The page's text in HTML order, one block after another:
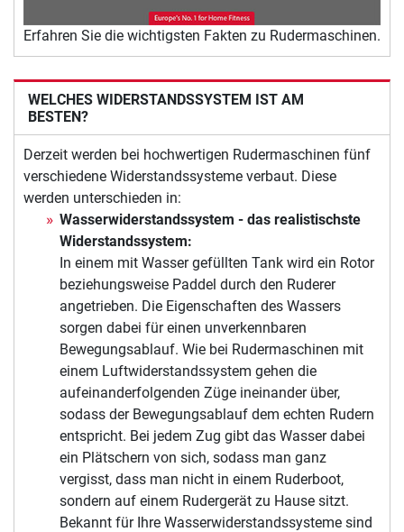
Erfahren Sie die wichtigsten Fakten zu Rudermaschinen.
WELCHES WIDERSTANDSSYSTEM IST AM
BESTEN?
Derzeit werden bei hochwertigen Rudermaschinen fünf
verschiedene Widerstandssysteme verbaut. Diese
werden unterschieden in:
Wasserwiderstandssystem - das realistischste
Widerstandssystem:
In einem mit Wasser gefüllten Tank wird ein Rotor
beziehungsweise Paddel durch den Ruderer
angetrieben. Die Eigenschaften des Wassers
sorgen dabei für einen unverkennbaren
Bewegungsablauf. Wie bei Rudermaschinen mit
einem Luftwiderstandssystem gehen die
aufeinanderfolgenden Züge ineinander über,
sodass der Bewegungsablauf dem echten Rudern
entspricht. Bei jedem Zug gibt das Wasser dabei
ein Plätschern von sich, sodass man ganz
vergisst, dass man nicht in einem Ruderboot,
sondern auf einem Rudergerät zu Hause sitzt.
Bekannt für Ihre Wasserwiderstandssysteme sind